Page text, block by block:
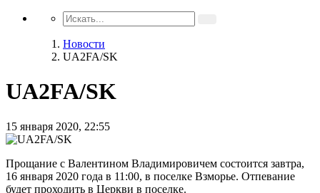
Новости
UA2FA/SK
UA2FA/SK
15 января 2020, 22:55
Прощание с Валентином Владимировичем состоится завтра,
16 января 2020 года в 11:00, в поселке Взморье. Отпевание
будет проходить в Церкви в поселке.